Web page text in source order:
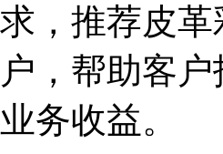
，推荐皮
，帮助客
务收益。